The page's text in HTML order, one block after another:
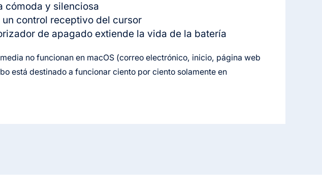
cómoda y silenciosa
control receptivo del cursor
de apagado extiende la vida de la batería
no funcionan en macOS (correo electrónico, inicio, página web
está destinado a funcionar ciento por ciento solamente en